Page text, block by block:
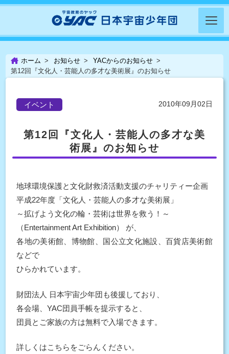
ホーム お知らせ
YACからのお知らせ
第12回『文化人・芸能人の多才な美術展』のお知らせ
イベント 2010年09月02日
第12回『文化人・芸能人の多才な美
術展』のお知らせ
地球環境保護と文化財救済活動支援のチャリティー企画
平成22年度「文化人・芸能人の多才な美術展」
～拡げよう文化の輪・芸術は世界を救う！～
（Entertainment Art Exhibition） が、
各地の美術館、博物館、国公立文化施設、百貨店美術館
などで
ひらかれています。
財団法人 日本宇宙少年団も後援しており、
各会場、YAC団員手帳を提示すると、
団員とご家族の方は無料で入場できます。
詳しくはこちらをごらんください。